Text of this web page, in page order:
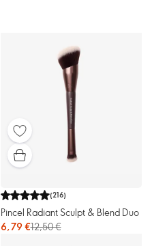
(216)
Pincel Radiant Sculpt & Blend Duo
6,79 €12,50 €